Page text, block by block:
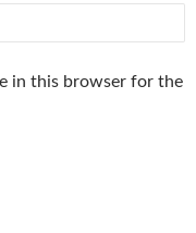
in this browser for the